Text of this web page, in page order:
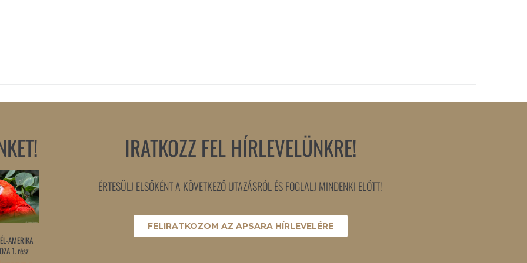
AMERIKA
1. rész
IRATKOZZ FEL HÍRLEVELÜNKRE!
ÉRTESÜLJ ELSŐKÉNT A KÖVETKEZŐ UTAZÁSRÓL ÉS FOGLALJ MINDENKI ELŐTT!
FELIRATKOZOM AZ APSARA HÍRLEVELÉRE